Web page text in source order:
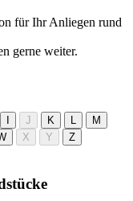
für Ihr Anliegen rund
gerne weiter.
J K L
M
X Y Z